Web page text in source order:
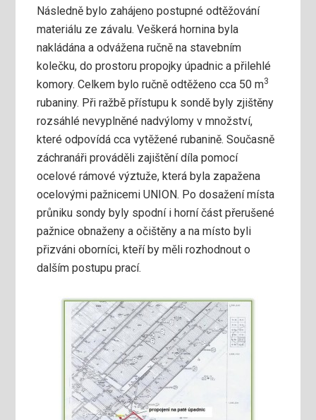
Následně bylo zahájeno postupné odtěžování
materiálu ze závalu. Veškerá hornina byla
nakládána a odvážena ručně na stavebním
kolečku, do prostoru propojky úpadnic a přilehlé
komory. Celkem bylo ručně odtěženo cca 50 m3
rubaniny. Při ražbě přístupu k sondě byly zjištěny
rozsáhlé nevyplněné nadvýlomy v množství,
které odpovídá cca vytěžené rubanině. Současně
záchranáři prováděli zajištění díla pomocí
ocelové rámové výztuže, která byla zapažena
ocelovými pažnicemi UNION. Po dosažení místa
průniku sondy byly spodní i horní část přerušené
pažnice obnaženy a očištěny a na místo byli
přizváni oborníci, kteří by měli rozhodnout o
dalším postupu prací.